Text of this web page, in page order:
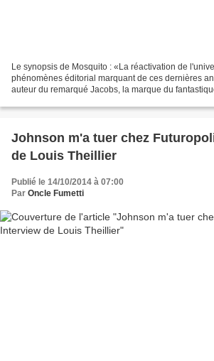
Le synopsis de Mosquito : «La réactivation de
phénomènes éditorial marquant de ces dernières
auteur du remarqué Jacobs, la marque du
Johnson m'a tuer chez
de Louis Theillier
Publié le 14/10/2014 à 07:00
Par Oncle Fumetti